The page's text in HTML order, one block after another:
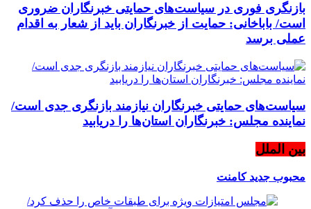
بازنگری فوری در سیاست‌های حمایتی خبرنگاران ضروری
است/ باباخانی: حمایت از خبرنگاران باید از شعار به اقدام
عملی برسد
سیاست‌های حمایتی خبرنگاران نیازمند بازنگری جدی است/
نماینده مجلس: خبرنگاران استان‌ها را دریابید
بین الملل
محبوب جدیدکامنت